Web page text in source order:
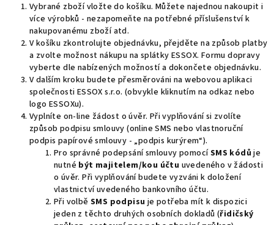
Vybrané zboží vložte do košíku. Můžete najednou nakoupit i
více výrobků - nezapomeňte na potřebné příslušenství k
nakupovanému zboží atd.
V košíku zkontrolujte objednávku, přejděte na způsob platby
a zvolte možnost nákupu na splátky ESSOX. Formu dopravy
vyberte dle nabízených možností a dokončete objednávku.
V dalším kroku budete přesměrováni na webovou aplikaci
společnosti ESSOX s.r.o. (obvykle kliknutím na odkaz nebo
logo ESSOXu).
Vyplníte on-line žádost o úvěr. Při vyplňování si zvolíte
způsob podpisu smlouvy (online SMS nebo vlastnoruční
podpis papírové smlouvy - „podpis kurýrem“).
Pro správné podepsání smlouvy pomocíSMS kódůje
nutné být majitelem/kou účtu uvedeného v žádosti
o úvěr. Při vyplňování budete vyzváni k doložení
vlastnictví uvedeného bankovního účtu.
Při volbě SMS podpisu je potřeba mít k dispozici
jeden z těchto druhých osobních dokladů (řidičský